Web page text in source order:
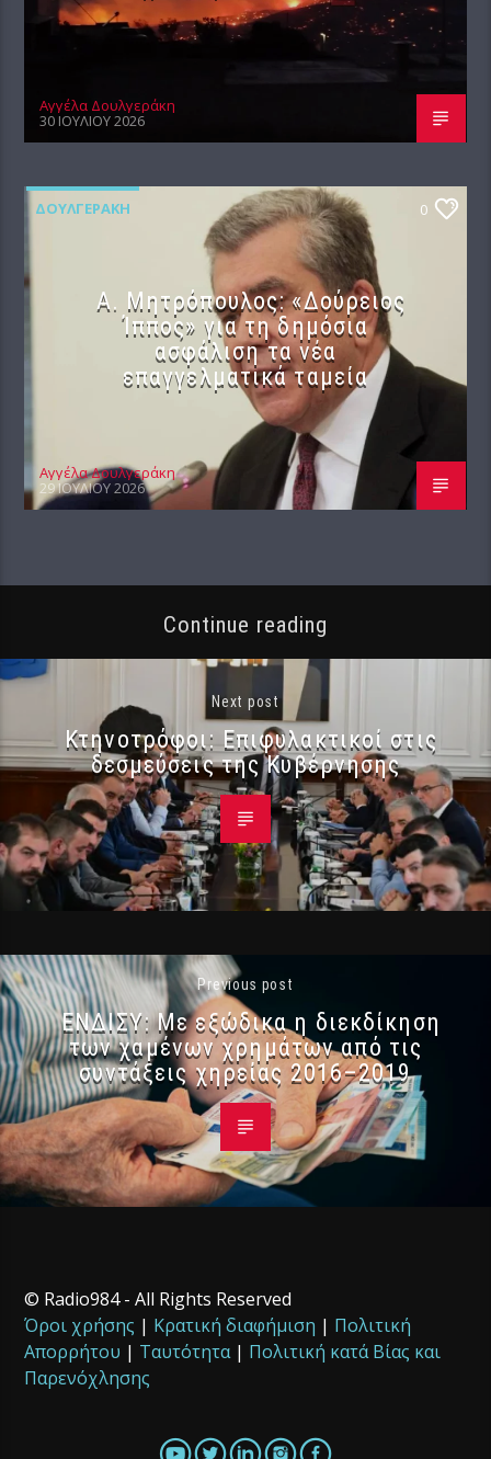
Αγγέλα Δουλγεράκη
30 ΙΟΥΛΊΟΥ 2026
ΔΟΥΛΓΕΡΆΚΗ 0
Α. Μητρόπουλος: «Δούρειος
Ίππος» για τη δημόσια
ασφάλιση τα νέα
επαγγελματικά ταμεία
Αγγέλα Δουλγεράκη
29 ΙΟΥΛΊΟΥ 2026
Continue reading
Next post
Κτηνοτρόφοι: Επιφυλακτικοί στις
δεσμεύσεις της Κυβέρνησης
Previous post
ΕΝΔΙΣΥ: Με εξώδικα η διεκδίκηση
των χαμένων χρημάτων από τις
συντάξεις χηρείας 2016–2019
© Radio984 - All Rights Reserved
Όροι χρήσης | Κρατική διαφήμιση | Πολιτική
Απορρήτου | Ταυτότητα| Πολιτική κατά Βίας και
Παρενόχλησης